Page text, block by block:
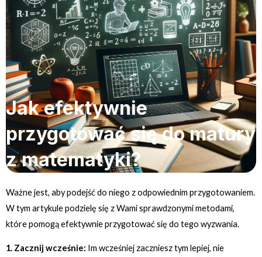
Jak efektywnie
przygotować się do matury
z matematyki?
Ważne jest, aby podejść do niego z odpowiednim przygotowaniem.
W tym artykule podzielę się z Wami sprawdzonymi metodami,
które pomogą efektywnie przygotować się do tego wyzwania.
1. Zacznij wcześnie: Im wcześniej zaczniesz tym lepiej, nie